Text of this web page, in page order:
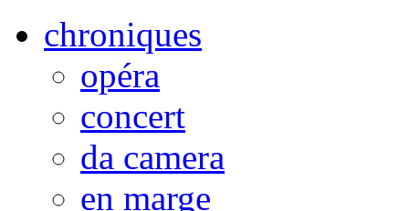
chroniques
opéra
concert
da camera
en marge